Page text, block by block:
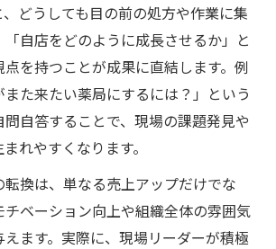
どうしても目の前の処方や作業に集
自店をどのように成長させるか」と
を持つことが成果に直結します。例
た来たい薬局にするには？」という
自答することで、現場の課題発見や
れやすくなります。
転換は、単なる売上アップだけでな
チベーション向上や組織全体の雰囲気
ます。実際に、現場リーダーが積極